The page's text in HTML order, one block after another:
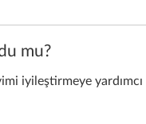
mu?
iyileştirmeye